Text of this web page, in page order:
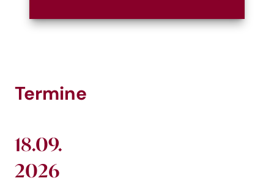
Termine
18.09.
2026